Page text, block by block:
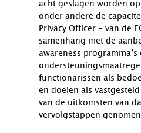
acht geslagen worden
onder andere de
Privacy Officer - van de
samenhang met de
awareness programma’s
functionarissen als
en doelen als
van de uitkomsten van
vervolgstappen